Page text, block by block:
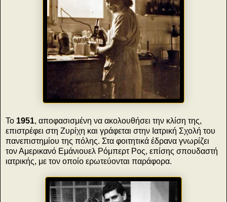
Το 1951, αποφασισμένη να ακολουθήσει την κλίση της,
επιστρέφει στη Ζυρίχη και γράφεται στην Ιατρική Σχολή του
πανεπιστημίου της πόλης. Στα φοιτητικά έδρανα γνωρίζει
τον Αμερικανό Εμάνιουελ Ρόμπερτ Ρος, επίσης σπουδαστή
ιατρικής, με τον οποίο ερωτεύονται παράφορα.